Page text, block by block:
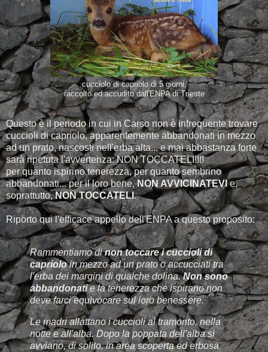
cucciolo di capriolo di 5 giorni,
raccolto ed accudito dall'ENPA di Trieste
Questo è il periodo in cui in Carso non è infrequente trovare
cuccioli di capriolo, apparentemente abbandonati in mezzo
ad un prato, nascosti nell'erba alta... e mai abbastanza forte
sarà ripetuta l'avvertenza: NON TOCCATELI!!!!
per quanto ispirino tenerezza, per quanto sembrino
abbandonati... per il loro bene,NON AVVICINATEVIe,
soprattutto,NON TOCCATELI.
Riporto qui l'efficace appello dell'ENPA a questo proposito:
Rammentiamo dinon toccare i cuccioli di
caprioloin mezzo ad un prato o accucciati tra
l'erba dei margini di qualche dolina.Non sono
abbandonatie la tenerezza che ispirano non
deve farci equivocare sul loro benessere.
Le madri allattano i cuccioli al tramonto, nella
notte e all'alba. Dopo la poppata dell'alba si
avviano, di solito, in area scoperta ed erbosa